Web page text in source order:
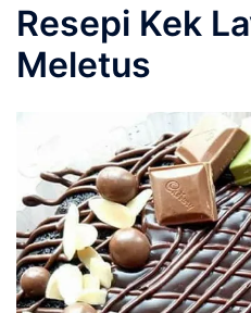
Resepi Kek
Meletus